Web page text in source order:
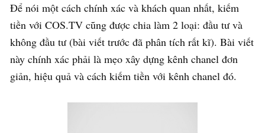
Để nói một cách chính xác và khách quan nhất, kiếm
tiền với COS.TV cũng được chia làm 2 loại: đầu tư và
không đầu tư (bài viết trước đã phân tích rất kĩ). Bài viết
này chính xác phải là mẹo xây dựng kênh chanel đơn
giản, hiệu quả và cách kiếm tiền với kênh chanel đó.